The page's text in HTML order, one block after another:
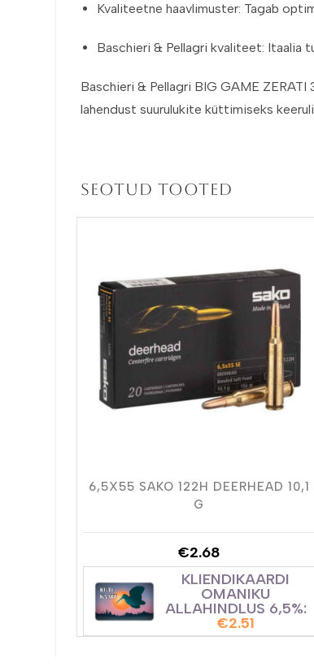
Kvaliteetne haavlimuster: Tagab
Baschieri & Pellagri kvaliteet: Itaalia
Baschieri & Pellagri BIG GAME
lahendust suurulukite küttimiseks
Seotud tooted
6,5X55 SAKO 122H DEERHEAD 10,1
G
€2.68
KLIENDIKAARDI
OMANIKU
ALLAHINDLUS 6,5%:
€2.51